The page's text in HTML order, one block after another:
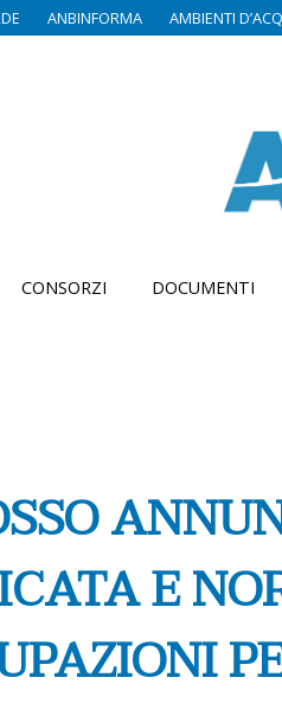
ANBINFORMA AMBIENTI
CONSORZI DOCUMENTI
E